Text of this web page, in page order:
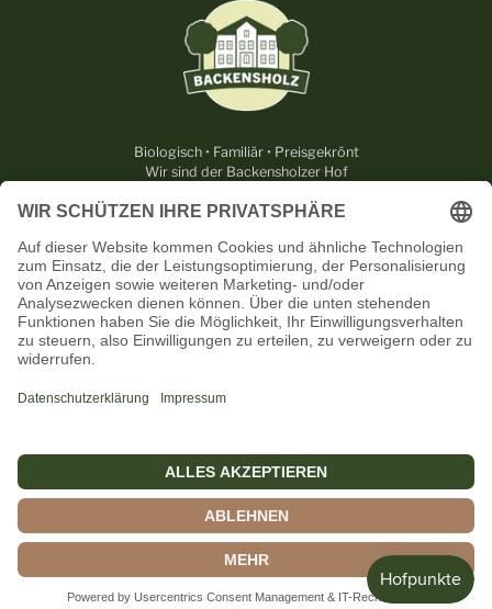
Biologisch • Familiär • Preisgekrönt
Wir sind der Backensholzer Hof
NÜTZLICHES
KONTAKT
UNSERE PARTNER
Rohmilchkäserei Backensholz GmbH & Co. KG
Powered byLemundo.